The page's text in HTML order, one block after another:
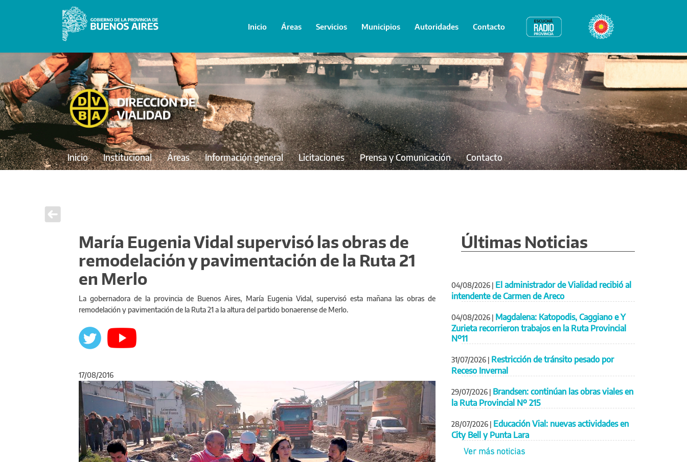
Inicio Áreas Servicios Municipios Autoridades Contacto Radio Provincia Bicentenario
Inicio Institucional Áreas Información general Licitaciones Prensa y Comunicación Contacto
María Eugenia Vidal supervisó las obras de
remodelación y pavimentación de la Ruta 21
en Merlo
La gobernadora de la provincia de Buenos Aires, María Eugenia Vidal, supervisó esta mañana las obras de
remodelación y pavimentación de la Ruta 21 a la altura del partido bonaerense de Merlo.
17/08/2016
Anterior Siguiente
Últimas Noticias
04/08/2026 | El administrador de Vialidad recibió al
intendente de Carmen de Areco
04/08/2026 | Magdalena: Katopodis, Caggiano e Y
Zurieta recorrieron trabajos en la Ruta Provincial
Nº11
31/07/2026 | Restricción de tránsito pesado por
Receso Invernal
29/07/2026 | Brandsen: continúan las obras viales en
la Ruta Provincial Nº 215
28/07/2026 | Educación Vial: nuevas actividades en
City Bell y Punta Lara
Ver más noticias